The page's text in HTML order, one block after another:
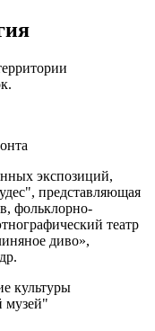
экспозиций,
представляющая
фольклорно-
театр
диво»,
культуры
музей"